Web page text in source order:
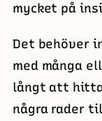
mycket på
Det behöver
med många
långt att
några rader